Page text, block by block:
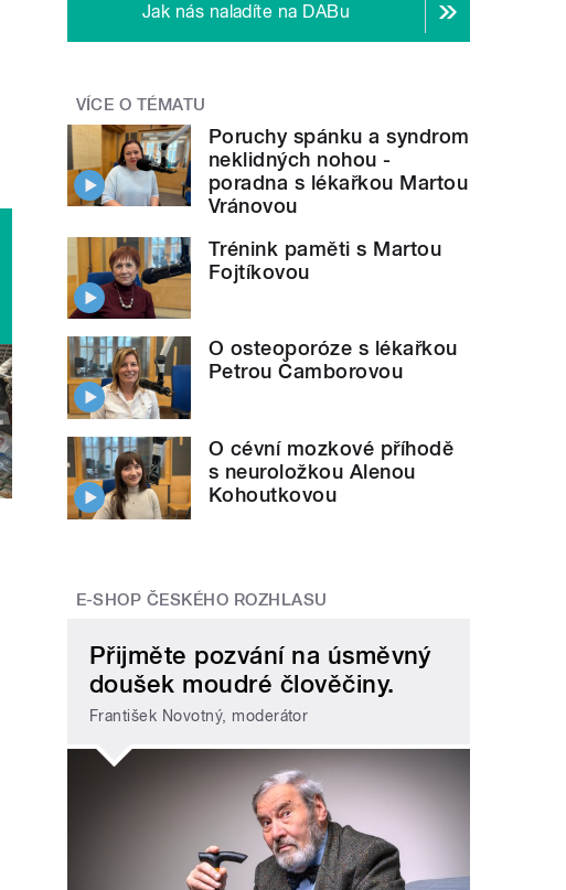
Jak nás naladíte na DABu
VÍCE O TÉMATU
Poruchy spánku a syndrom
neklidných nohou -
poradna s lékařkou Martou
Vránovou
Trénink paměti s Martou
Fojtíkovou
O osteoporóze s lékařkou
Petrou Čamborovou
O cévní mozkové příhodě
s neuroložkou Alenou
Kohoutkovou
E-SHOP ČESKÉHO ROZHLASU
Přijměte pozvání na úsměvný
doušek moudré člověčiny.
František Novotný, moderátor